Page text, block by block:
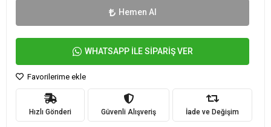
Hemen Al
WHATSAPP İLE SİPARİŞ VER
Favorilerime ekle
Hızlı Gönderi Güvenli Alışveriş İade ve Değişim